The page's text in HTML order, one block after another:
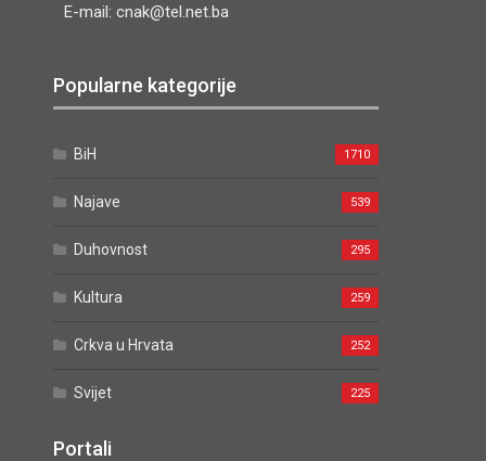
E-mail: cnak@tel.net.ba
Popularne kategorije
BiH 1710
Najave 539
Duhovnost 295
Kultura 259
Crkva u Hrvata 252
Svijet 225
Portali